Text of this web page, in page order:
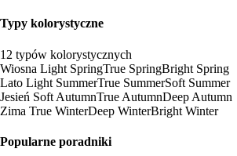
Typy kolorystyczne
12 typów kolorystycznych
Wiosna Light SpringTrue SpringBright Spring
Lato Light SummerTrue SummerSoft Summer
Jesień Soft AutumnTrue AutumnDeep Autumn
Zima True WinterDeep WinterBright Winter
Popularne poradniki